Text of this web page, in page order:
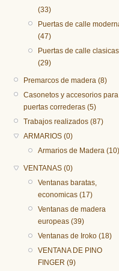
(33)
Puertas de calle
(47)
Puertas de calle clasicas
(29)
Premarcos de madera (8)
Casonetos y accesorios para
puertas correderas (5)
Trabajos realizados (87)
ARMARIOS (0)
Armarios de Madera (10)
VENTANAS (0)
Ventanas baratas,
economicas (17)
Ventanas de madera
europeas (39)
Ventanas de Iroko (18)
VENTANA DE PINO
FINGER (9)